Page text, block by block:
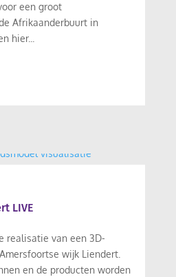
een groot
Afrikaanderbuurt in
hier...
LIVE
realisatie van een 3D-
wijk Liendert.
en de producten worden